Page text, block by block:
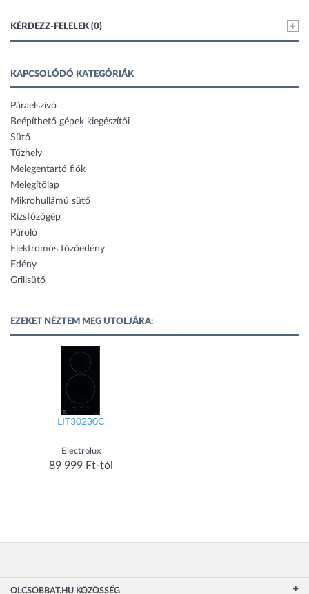
KÉRDEZZ-FELELEK (0)
KAPCSOLÓDÓ KATEGÓRIÁK
Páraelszívó
Beépíthető gépek kiegészítői
Sütő
Tűzhely
Melegentartó fiók
Melegítőlap
Mikrohullámú sütő
Rizsfőzőgép
Pároló
Elektromos főzőedény
Edény
Grillsütő
EZEKET NÉZTEM MEG UTOLJÁRA:
LIT30230C
Electrolux
89 999 Ft-tól
OLCSOBBAT.HU KÖZÖSSÉG